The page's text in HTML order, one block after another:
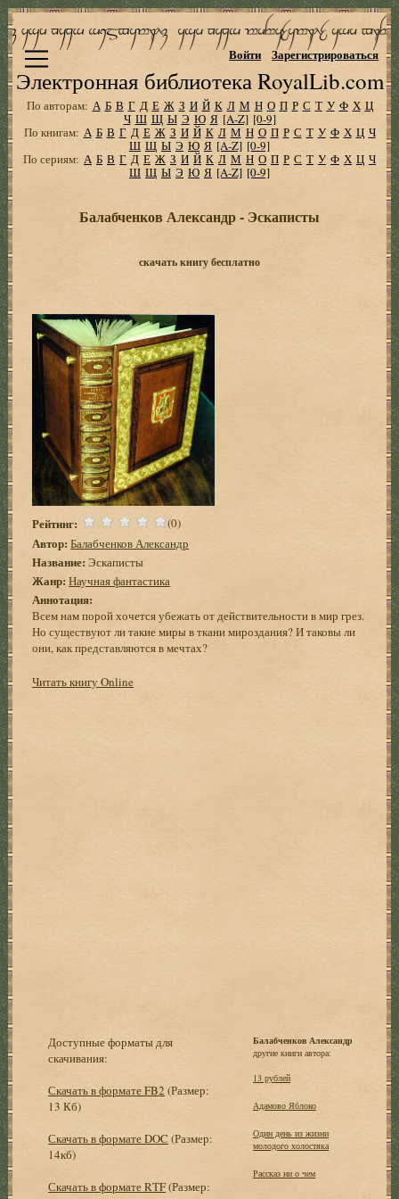
Электронная библиотека RoyalLib.com
Войти Зарегистрироваться
По авторам: А Б В Г Д Е Ж З И Й К Л М Н О П Р С Т У Ф Х Ц
Ч Ш Щ Ы Э Ю Я [A-Z] [0-9]
По книгам: А Б В Г Д Е Ж З И Й К Л М Н О П Р С Т У Ф Х Ц Ч
Ш Щ Ы Э Ю Я [A-Z] [0-9]
По сериям: А Б В Г Д Е Ж З И Й К Л М Н О П Р С Т У Ф Х Ц Ч
Ш Щ Ы Э Ю Я [A-Z] [0-9]
Балабченков Александр - Эскаписты
скачать книгу бесплатно
Рейтинг: (0)
Автор: Балабченков Александр
Название: Эскаписты
Жанр: Научная фантастика
Аннотация:
Всем нам порой хочется убежать от действительности в мир грез.
Но существуют ли такие миры в ткани мироздания? И таковы ли
они, как представляются в мечтах?
Читать книгу Online
Доступные форматы для
скачивания:
Скачать в формате FB2 (Размер:
13 Кб)
Скачать в формате DOC (Размер:
14кб)
Скачать в формате RTF(Размер:
Балабченков Александр
другие книги автора:
13 рублей
Адамово Яблоко
Один день из жизни
молодого холостяка
Рассказ ни о чем